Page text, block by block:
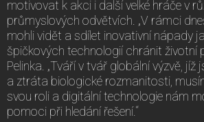
motivovat k akci i další velké hráče v
průmyslových odvětvích. „V rámci
mohli vidět a sdílet inovativní nápady
špičkových technologií chránit životní
Pelinka. „Tváří v tvář globální výzvě, jíž
a ztráta biologické rozmanitosti,
svou roli a digitální technologie nám
pomoci při hledání řešení.“